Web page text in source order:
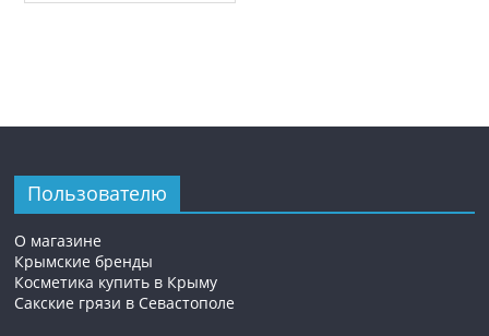
Пользователю
О магазине
Крымские бренды
Косметика купить в Крыму
Сакские грязи в Севастополе